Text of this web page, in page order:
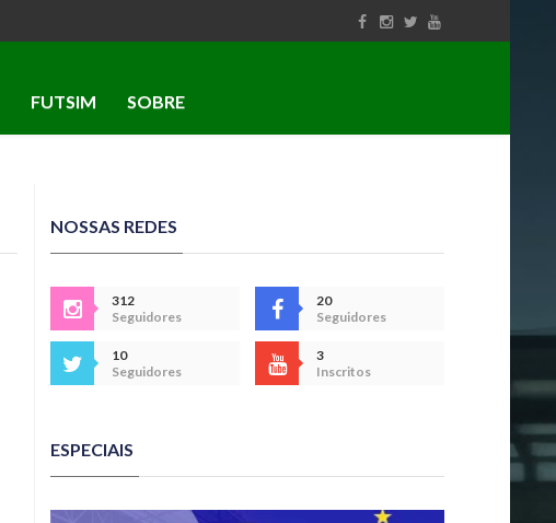
FUTSIM SOBRE
NOSSAS REDES
312
Seguidores
20
Seguidores
10
Seguidores
3
Inscritos
ESPECIAIS